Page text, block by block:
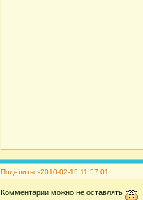
Поделиться2010-02-15 11:57:01
Комментарии можно не оставлять